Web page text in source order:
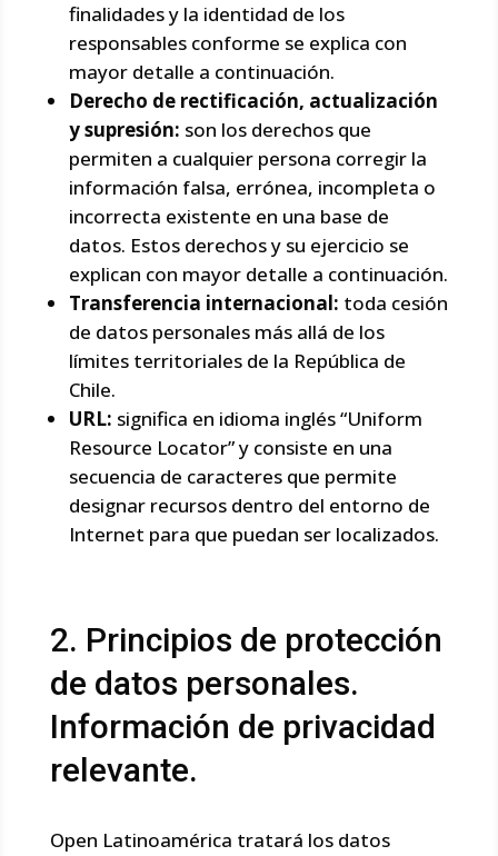
finalidades y la identidad de los
responsables conforme se explica con
mayor detalle a continuación.
Derecho de rectificación, actualización
y supresión: son los derechos que
permiten a cualquier persona corregir la
información falsa, errónea, incompleta o
incorrecta existente en una base de
datos. Estos derechos y su ejercicio se
explican con mayor detalle a continuación.
Transferencia internacional: toda cesión
de datos personales más allá de los
límites territoriales de la República de
Chile.
URL: significa en idioma inglés “Uniform
Resource Locator” y consiste en una
secuencia de caracteres que permite
designar recursos dentro del entorno de
Internet para que puedan ser localizados.
2. Principios de protección
de datos personales.
Información de privacidad
relevante.
Open Latinoamérica tratará los datos